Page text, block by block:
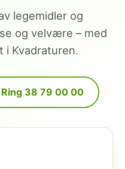
legemidler og
og velvære – med
i Kvadraturen.
Ring 38 79 00 00